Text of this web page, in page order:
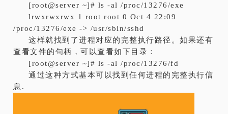
[root@server ~]# ls -al /proc/13276/exe
lrwxrwxrwx 1 root root 0 Oct 4 22:09
/proc/13276/exe -> /usr/sbin/sshd
这样就找到了进程对应的完整执行路径。如果还有
查看文件的句柄，可以查看如下目录：
[root@server ~]# ls -al /proc/13276/fd
通过这种方式基本可以找到任何进程的完整执行信
息.